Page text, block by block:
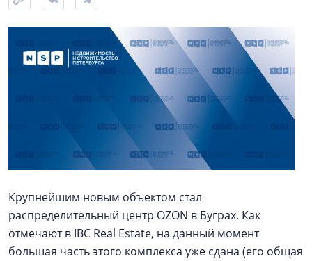
Крупнейшим новым объектом стал
распределительный центр OZON в Буграх. Как
отмечают в IBC Real Estate, на данный момент
большая часть этого комплекса уже сдана (его общая